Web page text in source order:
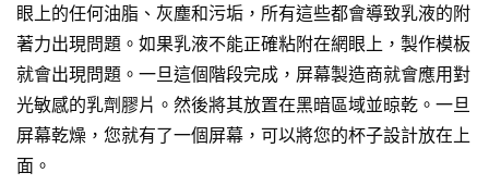
眼上的任何油脂、灰塵和污垢，所有這些都會導致乳液的附
著力出現問題。如果乳液不能正確粘附在網眼上，製作模板
就會出現問題。一旦這個階段完成，屏幕製造商就會應用對
光敏感的乳劑膠片。然後將其放置在黑暗區域並晾乾。一旦
屏幕乾燥，您就有了一個屏幕，可以將您的杯子設計放在上
面。